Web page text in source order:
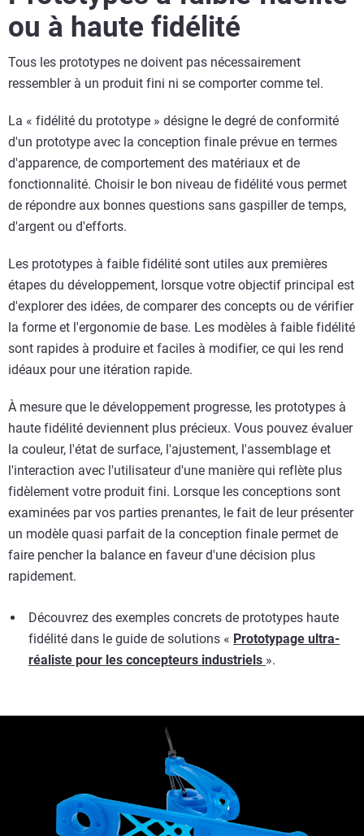
ou à haute fidélité
Tous les prototypes ne doivent pas nécessairement
ressembler à un produit fini ni se comporter comme tel.
La « fidélité du prototype » désigne le degré de conformité
d'un prototype avec la conception finale prévue en termes
d'apparence, de comportement des matériaux et de
fonctionnalité. Choisir le bon niveau de fidélité vous permet
de répondre aux bonnes questions sans gaspiller de temps,
d'argent ou d'efforts.
Les prototypes à faible fidélité sont utiles aux premières
étapes du développement, lorsque votre objectif principal est
d'explorer des idées, de comparer des concepts ou de vérifier
la forme et l'ergonomie de base. Les modèles à faible fidélité
sont rapides à produire et faciles à modifier, ce qui les rend
idéaux pour une itération rapide.
À mesure que le développement progresse, les prototypes à
haute fidélité deviennent plus précieux. Vous pouvez évaluer
la couleur, l'état de surface, l'ajustement, l'assemblage et
l'interaction avec l'utilisateur d'une manière qui reflète plus
fidèlement votre produit fini. Lorsque les conceptions sont
examinées par vos parties prenantes, le fait de leur présenter
un modèle quasi parfait de la conception finale permet de
faire pencher la balance en faveur d'une décision plus
rapidement.
Découvrez des exemples concrets de prototypes haute
fidélité dans le guide de solutions « Prototypage ultra-
réaliste pour les concepteurs industriels ».